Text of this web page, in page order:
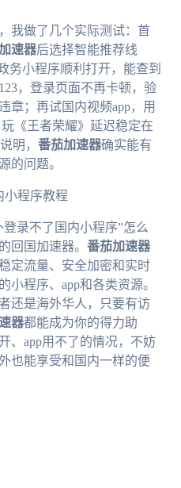
我做了几个实际测试：首
速器后选择智能推荐线
务小程序顺利打开，能查到
，登录页面不再卡顿，验
章；再试国内视频app，用
《王者荣耀》延迟稳定在
明， 番茄加速器确实能有
的问题。
录不了国内小程序”怎么
回国加速器。 番茄加速器
定流量、安全加密和实时
小程序、app和各类资源。
还是海外华人，只要有访
器都能成为你的得力助
、app用不了的情况，不妨
也能享受和国内一样的便